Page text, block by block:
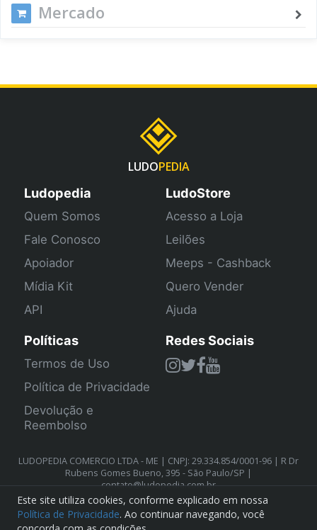
Mercado
LUDOPEDIA
Ludopedia
Quem Somos
Fale Conosco
Apoiador
Mídia Kit
API
LudoStore
Acesso a Loja
Leilões
Meeps - Cashback
Quero Vender
Ajuda
Políticas
Termos de Uso
Política de Privacidade
Devolução e
Reembolso
Redes Sociais
LUDOPEDIA COMERCIO LTDA - ME | CNPJ: 29.334.854/0001-96 | R Dr
Rubens Gomes Bueno, 395 - São Paulo/SP |
contato@ludopedia.com.br
Este site utiliza cookies, conforme explicado em nossa
Política de Privacidade. Ao continuar navegando, você